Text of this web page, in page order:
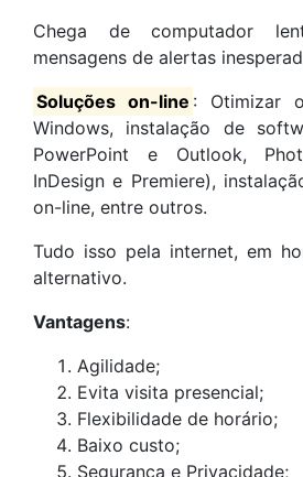
Chega de computador
mensagens de alertas
Soluções on-line : Otimizar
Windows, instalação de
PowerPoint e Outlook,
InDesign e Premiere),
on-line, entre outros.
Tudo isso pela internet, em
alternativo.
Vantagens:
Agilidade;
Evita visita presencial;
Flexibilidade de horário;
Baixo custo;
Segurança e Privacidade;